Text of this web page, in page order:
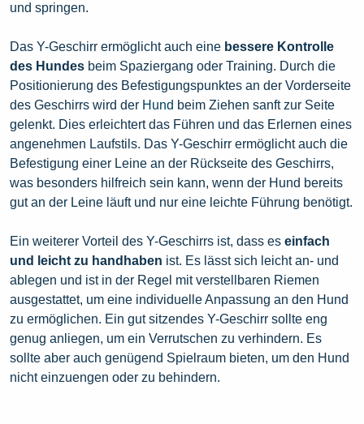
und springen.
Das Y-Geschirr ermöglicht auch eine bessere Kontrolle
des Hundes beim Spaziergang oder Training. Durch die
Positionierung des Befestigungspunktes an der Vorderseite
des Geschirrs wird der Hund beim Ziehen sanft zur Seite
gelenkt. Dies erleichtert das Führen und das Erlernen eines
angenehmen Laufstils. Das Y-Geschirr ermöglicht auch die
Befestigung einer Leine an der Rückseite des Geschirrs,
was besonders hilfreich sein kann, wenn der Hund bereits
gut an der Leine läuft und nur eine leichte Führung benötigt.
Ein weiterer Vorteil des Y-Geschirrs ist, dass es einfach
und leicht zu handhaben ist. Es lässt sich leicht an- und
ablegen und ist in der Regel mit verstellbaren Riemen
ausgestattet, um eine individuelle Anpassung an den Hund
zu ermöglichen. Ein gut sitzendes Y-Geschirr sollte eng
genug anliegen, um ein Verrutschen zu verhindern. Es
sollte aber auch genügend Spielraum bieten, um den Hund
nicht einzuengen oder zu behindern.